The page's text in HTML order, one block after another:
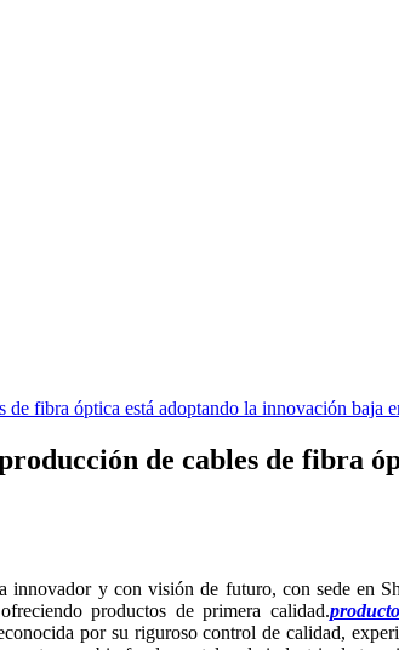
fibra óptica está adoptando la innovación baja
de cables de fibra
innovador y con visión de futuro, con sede en
productos de primera calidad.
por su riguroso control de calidad,